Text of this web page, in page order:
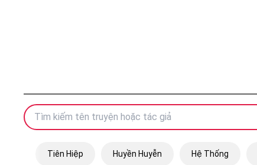
Tiên Hiệp Huyền Huyễn Hệ Thống